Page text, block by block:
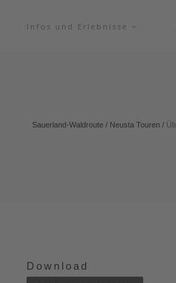
Infos und Erlebnisse
Sauerland-Waldroute / Neusta Touren /
Download